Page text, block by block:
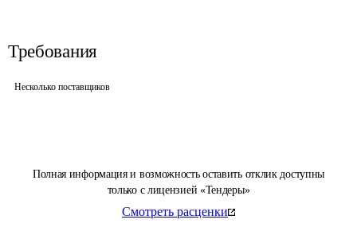
Полная информация и возможность оставить отклик доступны
только с лицензией «Тендеры»
Смотреть расценки
Требования
Несколько поставщиков